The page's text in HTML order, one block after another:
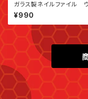
ガラス製ネイルファイル
ペリオン
¥990